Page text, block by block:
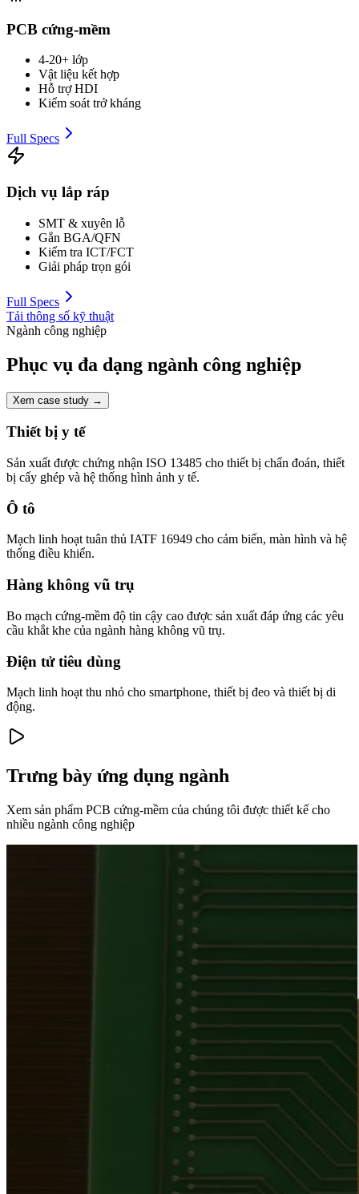
PCB cứng-mềm
4-20+ lớp
Vật liệu kết hợp
Hỗ trợ HDI
Kiểm soát trở kháng
Full Specs
Dịch vụ lắp ráp
SMT & xuyên lỗ
Gắn BGA/QFN
Kiểm tra ICT/FCT
Giải pháp trọn gói
Full Specs
Tải thông số kỹ thuật
Ngành công nghiệp
Phục vụ đa dạng ngành công nghiệp
Xem case study →
Thiết bị y tế
Sản xuất được chứng nhận ISO 13485 cho thiết bị chẩn đoán, thiết
bị cấy ghép và hệ thống hình ảnh y tế.
Ô tô
Mạch linh hoạt tuân thủ IATF 16949 cho cảm biến, màn hình và hệ
thống điều khiển.
Hàng không vũ trụ
Bo mạch cứng-mềm độ tin cậy cao được sản xuất đáp ứng các yêu
cầu khắt khe của ngành hàng không vũ trụ.
Điện tử tiêu dùng
Mạch linh hoạt thu nhỏ cho smartphone, thiết bị đeo và thiết bị di
động.
Trưng bày ứng dụng ngành
Xem sản phẩm PCB cứng-mềm của chúng tôi được thiết kế cho
nhiều ngành công nghiệp